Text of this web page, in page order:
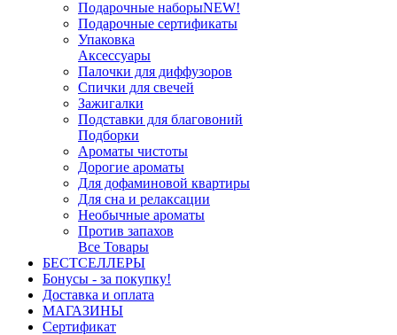
Подарочные наборыNEW!
Подарочные сертификаты
Упаковка
Аксессуары
Палочки для диффузоров
Спички для свечей
Зажигалки
Подставки для благовоний
Подборки
Ароматы чистоты
Дорогие ароматы
Для дофаминовой квартиры
Для сна и релаксации
Необычные ароматы
Против запахов
Все Товары
БЕСТСЕЛЛЕРЫ
Бонусы - за покупку!
Доставка и оплата
МАГАЗИНЫ
Cертификат